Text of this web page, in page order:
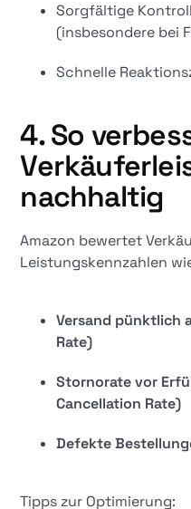
Sorgfältige
(insbesondere bei
Schnelle
4. So
nachhaltig
Amazon bewertet
Leistungskennzahlen
Versand pünktlich
Rate)
Stornorate vor
Cancellation Rate)
Defekte
Tipps zur Optimierung: